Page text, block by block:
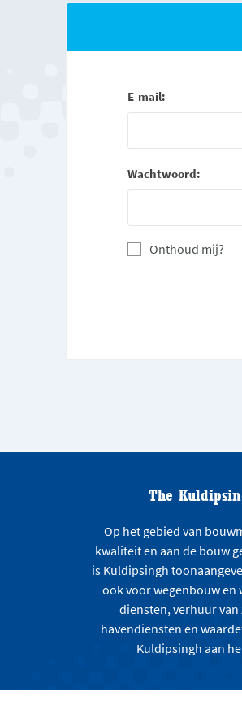
E-mail:
Wachtwoord:
Onthoud mij?
The
Op het gebied van
kwaliteit en aan de bouw
is Kuldipsingh
ook voor wegenbouw en
diensten, verhuur
havendiensten en
Kuldipsingh aan